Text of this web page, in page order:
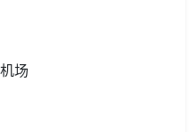
场